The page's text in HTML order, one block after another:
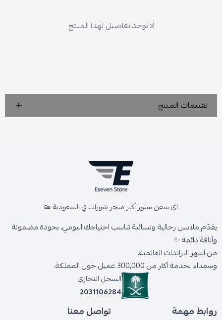
لا توجد تفاصيل لهذا المنتج
تقييمات المنتج
اي سفن ستور أكبر متجر شوزات في السعودية 👟
يقدّم ملابس رجالية ونسائية تناسب احتياجك اليومي، بجودة مضمونة
وأناقة دائمة ✨
من أشهر البراندات العالمية،
وسعداء بخدمة أكثر من 300,000 عميل حول المملكة.
السجل التجاري
2031106284
روابط مهمة تواصل معنا